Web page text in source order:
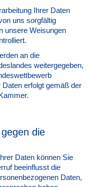
Ihrer Daten
uns sorgfältig
unsere Weisungen
an die
weitergegeben,
erfolgt gemäß der
die
Daten können Sie
beeinflusst die
Daten,